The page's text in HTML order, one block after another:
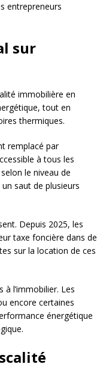
entrepreneurs
sur
immobilière en
tout en
thermiques.
remplacé par
à tous les
le niveau de
saut de plusieurs
Depuis 2025, les
taxe foncière dans de
sur la location de ces
à l’immobilier. Les
encore certaines
énergétique